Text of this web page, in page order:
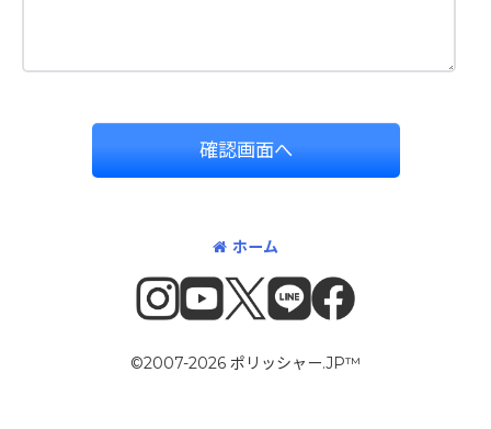
確認画面へ
ホーム
©2007-2026 ポリッシャー.JP™